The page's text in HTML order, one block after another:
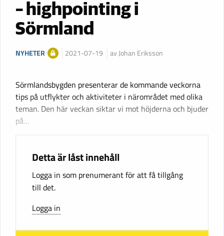
– highpointing i
Sörmland
NYHETER 2021-07-19 av Johan Eriksson
Sörmlandsbygden presenterar de kommande veckorna
tips på utflykter och aktiviteter i närområdet med olika
teman. Den här veckan siktar vi mot höjderna och bjuder
på…
Detta är låst innehåll
Logga in som prenumerant för att få tillgång
till det.
Logga in